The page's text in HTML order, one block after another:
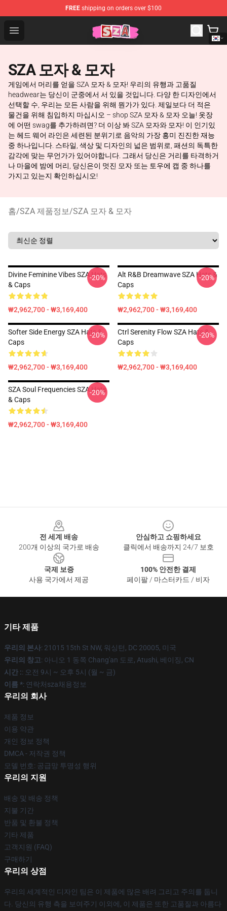
FREE shipping on orders over $100
Open menu
SZA Shop - Official SZA Merchandise Store
SZA 모자 & 모자
게임에서 머리를 얻을 SZA 모자 & 모자! 우리의 유행과 고품질
headwear는 당신이 군중에서 서 있을 것입니다. 다양 한 디자인에서
선택할 수, 우리는 모든 사람을 위해 뭔가가 있다. 제일보다 더 적은
물건을 위해 침입하지 마십시오 – shop SZA 모자 & 모자 오늘! 옷장
에 어떤 swag를 추가하려면? 더 이상 봐 SZA 모자와 모자! 이 인기있
는 헤드 웨어 라인은 세련된 분위기로 음악의 가장 흥미 진진한 재능
중 하나입니다. 스타일, 색상 및 디자인의 넓은 범위로, 패션의 독특한
감각에 맞는 무언가가 있어야합니다. 그래서 당신은 거리를 타격하거
나 마을에 밤에 머리, 당신은이 멋진 모자 또는 토우에 캡 중 하나를
가지고 있는지 확인하십시오!
홈/SZA 제품정보/SZA 모자 & 모자
Divine Feminine Vibes SZA Hats
& Caps
₩2,962,700 - ₩3,169,400
-20%
Alt R&B Dreamwave SZA Hats &
Caps
₩2,962,700 - ₩3,169,400
-20%
Softer Side Energy SZA Hats &
Caps
₩2,962,700 - ₩3,169,400
-20%
Ctrl Serenity Flow SZA Hats &
Caps
₩2,962,700 - ₩3,169,400
-20%
SZA Soul Frequencies SZA Hats
& Caps
₩2,962,700 - ₩3,169,400
-20%
전 세계 배송
200개 이상의 국가로 배송
안심하고 쇼핑하세요
클릭에서 배송까지 24/7 보호
국제 보증
사용 국가에서 제공
100% 안전한 결제
페이팔 / 마스터카드 / 비자
기타 제품
우리의 본사: 21015 15th St NW, 워싱턴, DC 20005, 미국
우리의 창고: 아니오 1 동쪽 Chang'an 도로, Atushi, 베이징, CN
시간 :: 오전 9시 ~ 오후 5시 (월 ~ 금)
이름 *: 연락처sza채용정보
우리의 회사
제품 정보
이용 약관
개인 정보 정책
DMCA - 저작권 정책
모델 번호: 공급망 투명성 행위
우리의 지원
배송 및 배송 정책
지불 기간
반품 및 환불 정책
기타 제품
고객지원 (FAQ)
구매하기
우리의 상점
우리의 세계적인 디자인 팀은 이 제품에 많은 배려 그리고 주의를 둡니
다. 당신의 유행 측을 보여주기 이외에, 이 제품은 또한 고품질과 아름다